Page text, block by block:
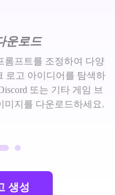
운로드
롬프트를 조정하여 다양
로고 아이디어를 탐색하
또는 기타 게임 브
미지를 다운로드하세요.
생성